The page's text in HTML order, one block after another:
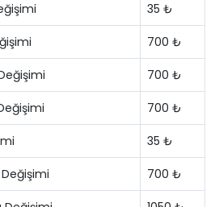
35 ₺
700 ₺
700 ₺
700 ₺
35 ₺
Değişimi 700 ₺